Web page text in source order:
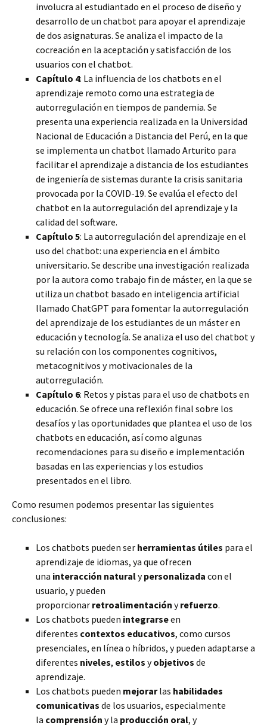
involucra al estudiantado en el proceso de diseño y
desarrollo de un chatbot para apoyar el aprendizaje
de dos asignaturas. Se analiza el impacto de la
cocreación en la aceptación y satisfacción de los
usuarios con el chatbot.
Capítulo 4: La influencia de los chatbots en el
aprendizaje remoto como una estrategia de
autorregulación en tiempos de pandemia. Se
presenta una experiencia realizada en la Universidad
Nacional de Educación a Distancia del Perú, en la que
se implementa un chatbot llamado Arturito para
facilitar el aprendizaje a distancia de los estudiantes
de ingeniería de sistemas durante la crisis sanitaria
provocada por la COVID-19. Se evalúa el efecto del
chatbot en la autorregulación del aprendizaje y la
calidad del software.
Capítulo 5: La autorregulación del aprendizaje en el
uso del chatbot: una experiencia en el ámbito
universitario. Se describe una investigación realizada
por la autora como trabajo fin de máster, en la que se
utiliza un chatbot basado en inteligencia artificial
llamado ChatGPT para fomentar la autorregulación
del aprendizaje de los estudiantes de un máster en
educación y tecnología. Se analiza el uso del chatbot y
su relación con los componentes cognitivos,
metacognitivos y motivacionales de la
autorregulación.
Capítulo 6: Retos y pistas para el uso de chatbots en
educación. Se ofrece una reflexión final sobre los
desafíos y las oportunidades que plantea el uso de los
chatbots en educación, así como algunas
recomendaciones para su diseño e implementación
basadas en las experiencias y los estudios
presentados en el libro.
Como resumen podemos presentar las siguientes
conclusiones:
Los chatbots pueden ser herramientas útiles para el
aprendizaje de idiomas, ya que ofrecen
una interacción naturalypersonalizada con el
usuario, y pueden
proporcionar retroalimentación yrefuerzo.
Los chatbots pueden integrarseen
diferentes contextos educativos, como cursos
presenciales, en línea o híbridos, y pueden adaptarse a
diferentes niveles, estilos yobjetivos de
aprendizaje.
Los chatbots pueden mejorarlas habilidades
comunicativas de los usuarios, especialmente
la comprensión y la producción oral, y